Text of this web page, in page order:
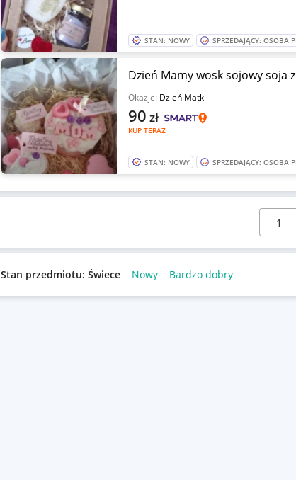
STAN: NOWY SPRZEDAJĄCY: OSOBA
Dzień Mamy wosk sojowy soja
Okazje: Dzień Matki
KUP TERAZ
90 zł
STAN: NOWY SPRZEDAJĄCY: OSOBA
Wybierz
Stan przedmiotu: Świece Nowy Bardzo dobry